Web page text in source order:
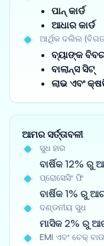
ପାନ୍ କାର୍ଡ
ଆଧାର କାର୍ଡ
ଆର୍ଥିକ ଦଲିଲ (ବିଗତ
ବ୍ୟାଙ୍କ
ବାଲାନ୍ସ ସିଟ୍
ଲାଭ ଏବଂ
ଆମର ସର୍ତ୍ତାବଳୀ
ସୁଧ ହାର
ବାର୍ଷିକ 12% ରୁ
ପ୍ରୋସେସିଂ ଫି
ବାର୍ଷିକ 1% ରୁ
ଦଣ୍ଡନୀୟ ସୁଧ
ମାସିକ 2% ରୁ
EMI ଏବଂ ଚେକ୍